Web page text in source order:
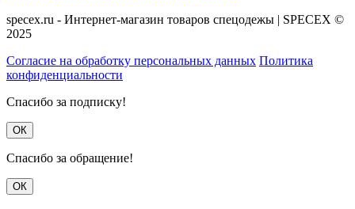
specex.ru - Интернет-магазин товаров спецодежы | SPECEX ©
2025
Согласие на обработку персональных данных Политика
конфиденциальности
Спасибо за подписку!
ОК
Спасибо за обращение!
ОК